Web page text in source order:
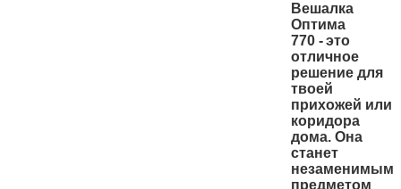
Вешалка
Оптима
770 -это
отличное
решение для
твоей
прихожей или
коридора
дома. Она
станет
незаменимым
предметом